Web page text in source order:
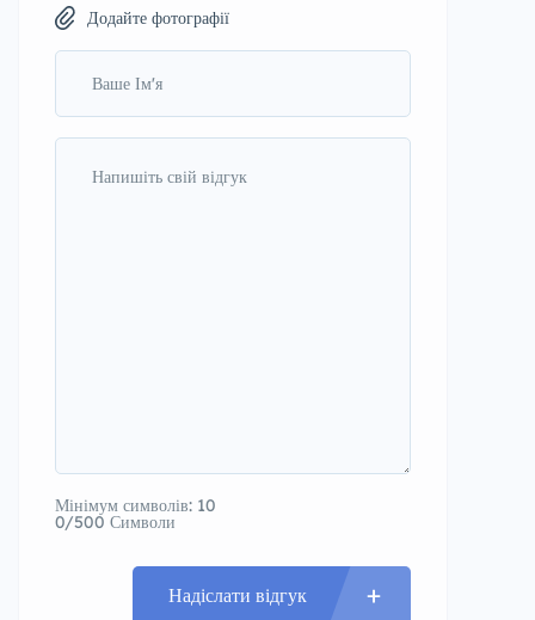
Додайте фотографії
Мінімум символів: 10
0/500 Символи
Надіслати відгук